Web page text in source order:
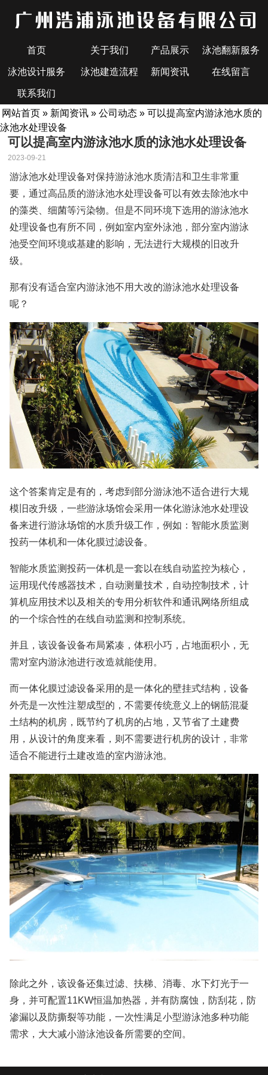
首页 关于我们 产品展示 泳池翻新服务
泳池设计服务 泳池建造流程 新闻资讯 在线留言
联系我们
网站首页 » 新闻资讯 » 公司动态 » 可以提高室内游泳池水质的
泳池水处理设备
可以提高室内游泳池水质的泳池水处理设备
2023-09-21
游泳池水处理设备对保持游泳池水质清洁和卫生非常重
要，通过高品质的游泳池水处理设备可以有效去除池水中
的藻类、细菌等污染物。但是不同环境下选用的游泳池水
处理设备也有所不同，例如室内室外泳池，部分室内游泳
池受空间环境或基建的影响，无法进行大规模的旧改升
级。
那有没有适合室内游泳池不用大改的游泳池水处理设备
呢？
这个答案肯定是有的，考虑到部分游泳池不适合进行大规
模旧改升级，一些游泳场馆会采用一体化游泳池水处理设
备来进行游泳场馆的水质升级工作，例如：智能水质监测
投药一体机和一体化膜过滤设备。
智能水质监测投药一体机是一套以在线自动监控为核心，
运用现代传感器技术，自动测量技术，自动控制技术，计
算机应用技术以及相关的专用分析软件和通讯网络所组成
的一个综合性的在线自动监测和控制系统。
并且，该设备设备布局紧凑，体积小巧，占地面积小，无
需对室内游泳池进行改造就能使用。
而一体化膜过滤设备采用的是一体化的壁挂式结构，设备
外壳是一次性注塑成型的，不需要传统意义上的钢筋混凝
土结构的机房，既节约了机房的占地，又节省了土建费
用，从设计的角度来看，则不需要进行机房的设计，非常
适合不能进行土建改造的室内游泳池。
除此之外，该设备还集过滤、扶梯、消毒、水下灯光于一
身，并可配置11KW恒温加热器，并有防腐蚀，防刮花，防
渗漏以及防撕裂等功能，一次性满足小型游泳池多种功能
需求，大大减小游泳池设备所需要的空间。